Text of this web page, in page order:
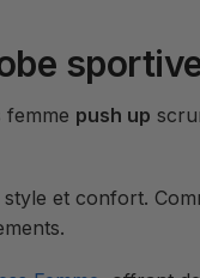
femme push up
et confort.